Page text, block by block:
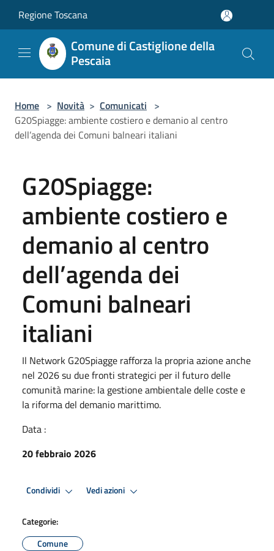
Regione Toscana
Comune di Castiglione della
Pescaia
Home > Novità > Comunicati >
G20Spiagge: ambiente costiero e demanio al centro
dell’agenda dei Comuni balneari italiani
G20Spiagge:
ambiente costiero e
demanio al centro
dell’agenda dei
Comuni balneari
italiani
Il Network G20Spiagge rafforza la propria azione anche
nel 2026 su due fronti strategici per il futuro delle
comunità marine: la gestione ambientale delle coste e
la riforma del demanio marittimo.
Data :
20 febbraio 2026
Condividi Vedi azioni
Categorie:
Comune